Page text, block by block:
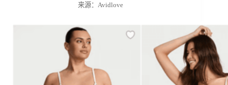
来源：Avidlove